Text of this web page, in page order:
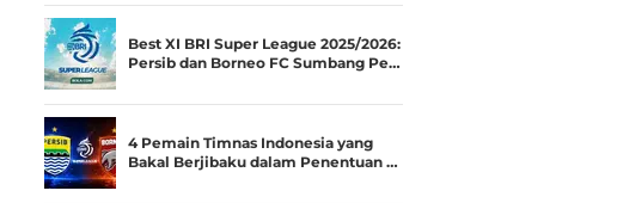
Best XI BRI Super League 2025/2026:
Persib dan Borneo FC Sumbang Pe…
4 Pemain Timnas Indonesia yang
Bakal Berjibaku dalam Penentuan …